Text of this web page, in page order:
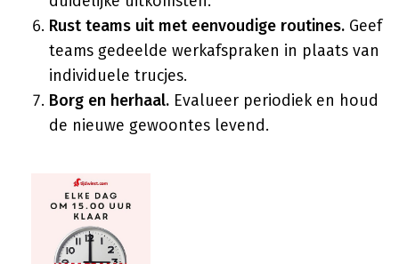
Rust teams uit met eenvoudige routines. Geef
teams gedeelde werkafspraken in plaats van
individuele trucjes.
Borg en herhaal. Evalueer periodiek en houd
de nieuwe gewoontes levend.